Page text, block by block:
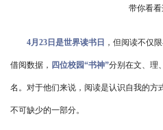
带你看
4月23日是世界读书日 ，但阅读不仅
借阅数据， 四位校园“书神”分别在文、理
名。对于他们来说，阅读是认识自我的方
不可缺少的一部分。